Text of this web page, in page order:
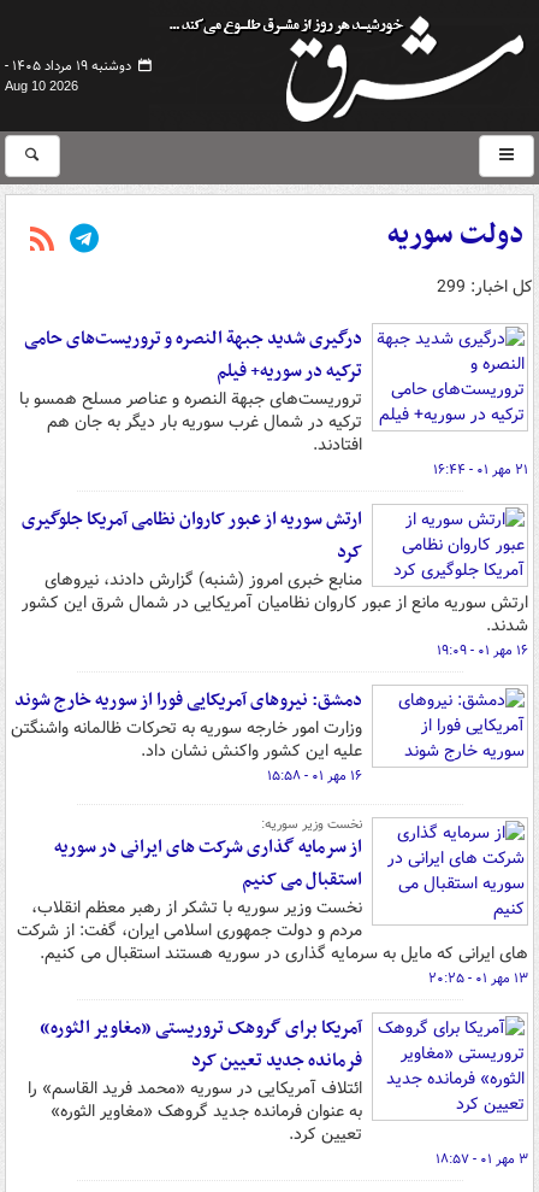
دوشنبه ۱۹ مرداد ۱۴۰۵ -
Aug 10 2026
دولت سوریه
کل اخبار: 299
درگیری شدید جبهة النصره و تروریست‌های حامی
ترکیه در سوریه+ فیلم
تروریست‌های جبهة النصره و عناصر مسلح همسو با
ترکیه در شمال غرب سوریه بار دیگر به جان هم
افتادند.
۲۱ مهر ۰۱ - ۱۶:۴۴
ارتش سوریه از عبور کاروان نظامی آمریکا جلوگیری
کرد
منابع خبری امروز (شنبه) گزارش دادند، نیروهای
ارتش سوریه مانع از عبور کاروان نظامیان آمریکایی در شمال شرق این کشور
شدند.
۱۶ مهر ۰۱ - ۱۹:۰۹
دمشق: نیروهای آمریکایی فورا از سوریه خارج شوند
وزارت امور خارجه سوریه به تحرکات ظالمانه واشنگتن
علیه این کشور واکنش نشان داد.
۱۶ مهر ۰۱ - ۱۵:۵۸
نخست وزیر سوریه:
از سرمایه گذاری شرکت های ایرانی در سوریه
استقبال می کنیم
نخست وزیر سوریه با تشکر از رهبر معظم انقلاب،
مردم و دولت جمهوری اسلامی ایران، گفت: از شرکت
های ایرانی که مایل به سرمایه گذاری در سوریه هستند استقبال می کنیم.
۱۳ مهر ۰۱ - ۲۰:۲۵
آمریکا برای گروهک تروریستی «مغاویر الثوره»
فرمانده جدید تعیین کرد
ائتلاف آمریکایی در سوریه «محمد فرید القاسم» را
به عنوان فرمانده جدید گروهک «مغاویر الثوره»
تعیین کرد.
۳ مهر ۰۱ - ۱۸:۵۷